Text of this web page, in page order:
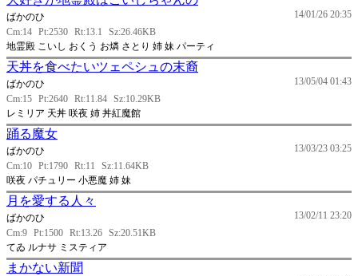
14/01/26 20:35
ばかのひ
Cm:14 Pt:2530 Rt:13.1
Sz:26.46KB
地霊殿 こいし おくう お燐 さとり 姉 妹 パーティ
天丼を食べたいツェペシュの末裔
13/05/04 01:43
ばかのひ
Cm:15 Pt:2640 Rt:11.84 Sz:10.29KB
レミリア 天丼 咲夜 姉 丼紅魔館
踊る魔女
13/03/23 03:25
ばかのひ
Cm:10 Pt:1790 Rt:11
Sz:11.64KB
咲夜 パチュリー 小悪魔 姉 妹
月を愛する人々
13/02/11 23:20
ばかのひ
Cm:9 Pt:1500 Rt:13.26 Sz:20.51KB
てゐ ルナサ ミスティア
まかない新聞